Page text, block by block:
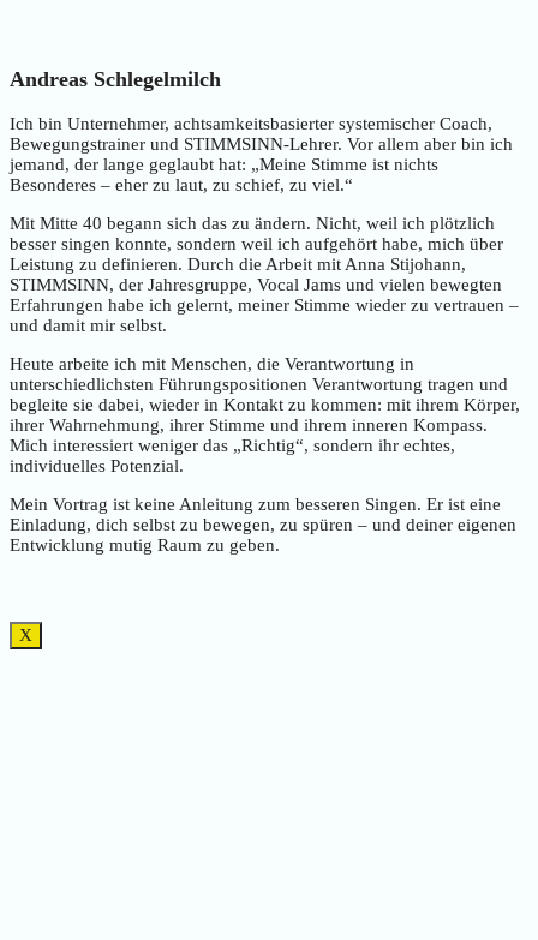
Andreas Schlegelmilch
Ich bin Unternehmer, achtsamkeitsbasierter systemischer Coach,
Bewegungstrainer und STIMMSINN-Lehrer. Vor allem aber bin ich
jemand, der lange geglaubt hat: „Meine Stimme ist nichts
Besonderes – eher zu laut, zu schief, zu viel.“
Mit Mitte 40 begann sich das zu ändern. Nicht, weil ich plötzlich
besser singen konnte, sondern weil ich aufgehört habe, mich über
Leistung zu definieren. Durch die Arbeit mit Anna Stijohann,
STIMMSINN, der Jahresgruppe, Vocal Jams und vielen bewegten
Erfahrungen habe ich gelernt, meiner Stimme wieder zu vertrauen –
und damit mir selbst.
Heute arbeite ich mit Menschen, die Verantwortung in
unterschiedlichsten Führungspositionen Verantwortung tragen und
begleite sie dabei, wieder in Kontakt zu kommen: mit ihrem Körper,
ihrer Wahrnehmung, ihrer Stimme und ihrem inneren Kompass.
Mich interessiert weniger das „Richtig“, sondern ihr echtes,
individuelles Potenzial.
Mein Vortrag ist keine Anleitung zum besseren Singen. Er ist eine
Einladung, dich selbst zu bewegen, zu spüren – und deiner eigenen
Entwicklung mutig Raum zu geben.
X